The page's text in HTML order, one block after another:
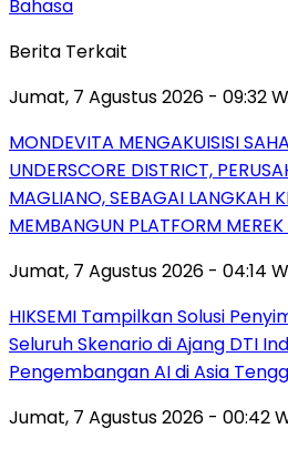
Bahasa
Berita Terkait
Jumat, 7 Agustus 2026 - 09:32
MONDEVITA MENGAKUISISI
UNDERSCORE DISTRICT,
MAGLIANO, SEBAGAI LANGKAH
MEMBANGUN PLATFORM
Jumat, 7 Agustus 2026 - 04:14
HIKSEMI Tampilkan Solusi
Seluruh Skenario di Ajang DTI
Pengembangan AI di Asia
Jumat, 7 Agustus 2026 - 00:42